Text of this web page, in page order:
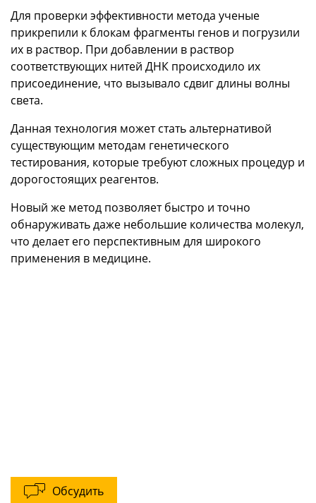
Для проверки эффективности метода ученые
прикрепили к блокам фрагменты генов и погрузили
их в раствор. При добавлении в раствор
соответствующих нитей ДНК происходило их
присоединение, что вызывало сдвиг длины волны
света.
Данная технология может стать альтернативой
существующим методам генетического
тестирования, которые требуют сложных процедур и
дорогостоящих реагентов.
Новый же метод позволяет быстро и точно
обнаруживать даже небольшие количества молекул,
что делает его перспективным для широкого
применения в медицине.
Обсудить